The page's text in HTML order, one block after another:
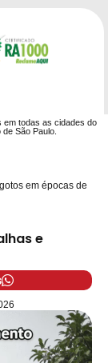
em todas as cidades do
de São Paulo.
em épocas de
e